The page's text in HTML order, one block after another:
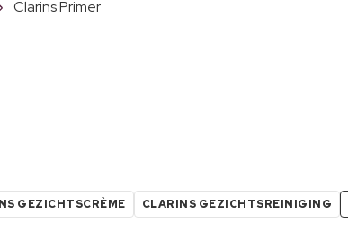
Clarins Primer
GEZICHTSCRÈME CLARINS GEZICHTSREINIGING